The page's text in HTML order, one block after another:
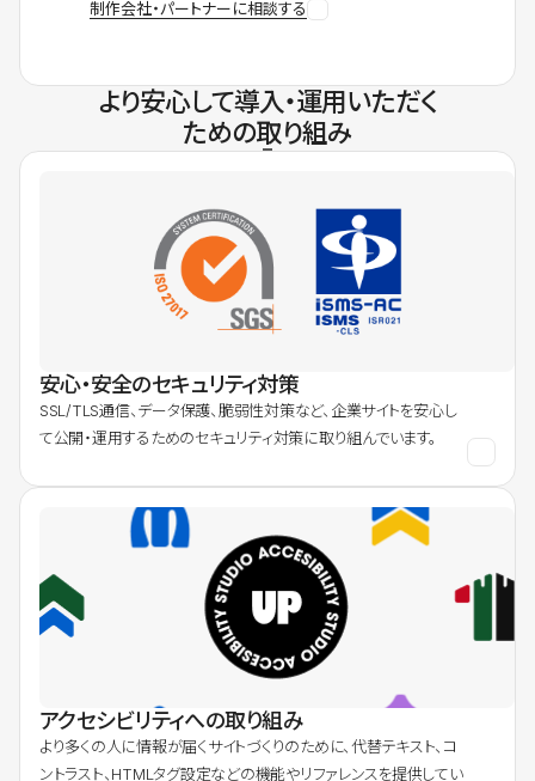
制作会社・パートナーに相談する
より安心して導入・運用いただく
ための取り組み
安心・安全のセキュリティ対策
SSL/TLS通信、データ保護、脆弱性対策など、企業サイトを安心し
て公開・運用するためのセキュリティ対策に取り組んでいます。
アクセシビリティへの取り組み
より多くの人に情報が届くサイトづくりのために、代替テキスト、コ
ントラスト、HTMLタグ設定などの機能やリファレンスを提供してい